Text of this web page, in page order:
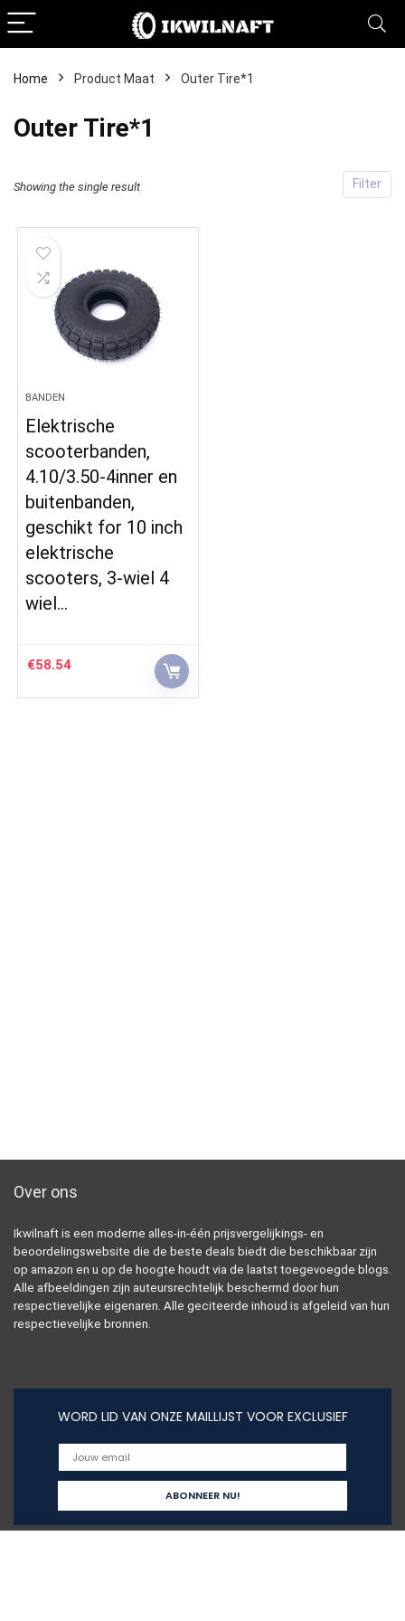
Home Product Maat Outer Tire*1
Outer Tire*1
Filter
Showing the single result
BANDEN
Elektrische
scooterbanden,
4.10/3.50-4inner en
buitenbanden,
geschikt for 10 inch
elektrische
scooters, 3-wiel 4
wiel…
€58.54
Over ons
Ikwilnaft is een moderne alles-in-één prijsvergelijkings- en
beoordelingswebsite die de beste deals biedt die beschikbaar zijn
op amazon en u op de hoogte houdt via de laatst toegevoegde blogs.
Alle afbeeldingen zijn auteursrechtelijk beschermd door hun
respectievelijke eigenaren. Alle geciteerde inhoud is afgeleid van hun
respectievelijke bronnen.
WORD LID VAN ONZE MAILLIJST VOOR EXCLUSIEF